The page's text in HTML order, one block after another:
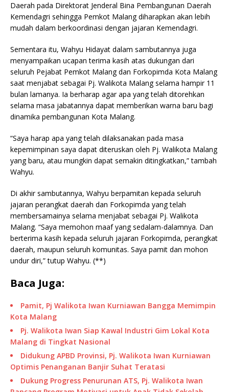
Daerah pada Direktorat Jenderal Bina Pembangunan Daerah
Kemendagri sehingga Pemkot Malang diharapkan akan lebih
mudah dalam berkoordinasi dengan jajaran Kemendagri.
Sementara itu, Wahyu Hidayat dalam sambutannya juga
menyampaikan ucapan terima kasih atas dukungan dari
seluruh Pejabat Pemkot Malang dan Forkopimda Kota Malang
saat menjabat sebagai Pj. Walikota Malang selama hampir 11
bulan lamanya. Ia berharap agar apa yang telah ditorehkan
selama masa jabatannya dapat memberikan warna baru bagi
dinamika pembangunan Kota Malang.
“Saya harap apa yang telah dilaksanakan pada masa
kepemimpinan saya dapat diteruskan oleh Pj. Walikota Malang
yang baru, atau mungkin dapat semakin ditingkatkan,” tambah
Wahyu.
Di akhir sambutannya, Wahyu berpamitan kepada seluruh
jajaran perangkat daerah dan Forkopimda yang telah
membersamainya selama menjabat sebagai Pj. Walikota
Malang. “Saya memohon maaf yang sedalam-dalamnya. Dan
berterima kasih kepada seluruh jajaran Forkopimda, perangkat
daerah, maupun seluruh komunitas. Saya pamit dan mohon
undur diri,” tutup Wahyu. (**)
Baca Juga:
Pamit, Pj Walikota Iwan Kurniawan Bangga Memimpin
Kota Malang
Pj. Walikota Iwan Siap Kawal Industri Gim Lokal Kota
Malang di Tingkat Nasional
Didukung APBD Provinsi, Pj. Walikota Iwan Kurniawan
Optimis Penanganan Banjir Suhat Teratasi
Dukung Progress Penurunan ATS, Pj. Walikota Iwan